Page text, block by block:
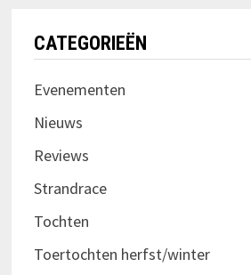
CATEGORIEËN
Evenementen
Nieuws
Reviews
Strandrace
Tochten
Toertochten herfst/winter